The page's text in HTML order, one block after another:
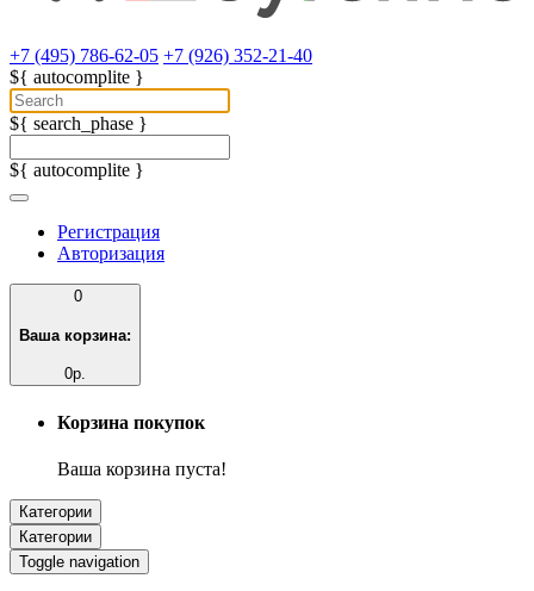
+7 (495) 786-62-05 +7 (926) 352-21-40
${ autocomplite }
${ search_phase }
${ autocomplite }
Регистрация
Авторизация
0
Ваша корзина:
0р.
Корзина покупок
Ваша корзина пуста!
Категории
Категории
Toggle navigation